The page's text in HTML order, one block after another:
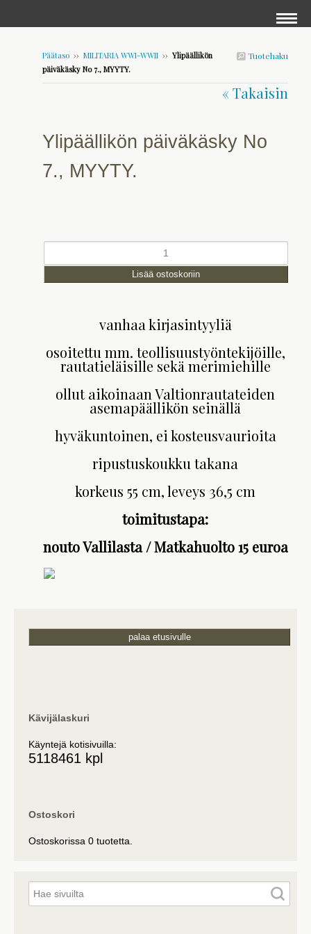
Tuotehaku
Päätaso ›› MILITARIA WWI-WWII ›› Ylipäällikön
päiväkäsky No 7., MYYTY.
« Takaisin
Ylipäällikön päiväkäsky No
7., MYYTY.
vanhaa kirjasintyyliä
osoitettu mm. teollisuustyöntekijöille,
rautatieläisille sekä merimiehille
ollut aikoinaan Valtionrautateiden
asemapäällikön seinällä
hyväkuntoinen, ei kosteusvaurioita
ripustuskoukku takana
korkeus 55 cm, leveys 36,5 cm
toimitustapa:
nouto Vallilasta / Matkahuolto 15 euroa​
palaa etusivulle
Kävijälaskuri
Käyntejä kotisivuilla:
5118461 kpl
Ostoskori
Ostoskorissa 0 tuotetta.